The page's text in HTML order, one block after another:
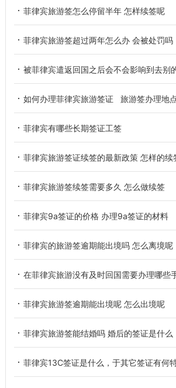
菲律宾旅游签怎么停留半年 怎样续签呢
菲律宾旅游签超过两年怎么办 会被处罚吗
被菲律宾遣返回国之后会不会影响到去别
如何办理菲律宾旅游签证 旅游签办理地
菲律宾有哪些长期签证工签
菲律宾旅游签证续签的最新政策 怎样的续
菲律宾旅游签续签需要多久 怎么做续签
菲律宾9a签证的价格 办理9a签证的材料
菲律宾的旅游签逾期能出境吗 怎么离境呢
在菲律宾旅游没有及时回国需要办理哪些
菲律宾旅游签逾期能出境呢 怎么出境呢
菲律宾旅游签能结婚吗 婚后的签证是什么
菲律宾13C签证是什么，于其它签证有何